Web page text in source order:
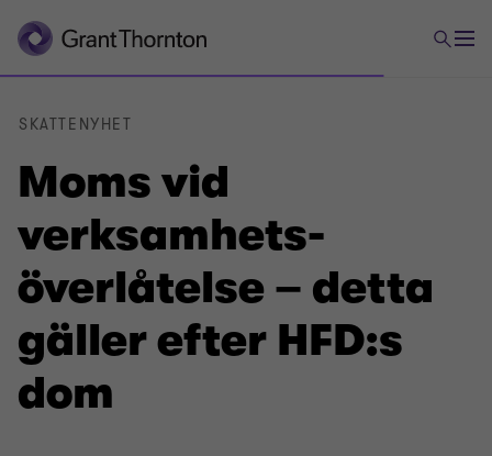
Moms vid
verksamhets­
överlåtelse – detta
gäller efter HFD:s
dom
SKATTENYHET